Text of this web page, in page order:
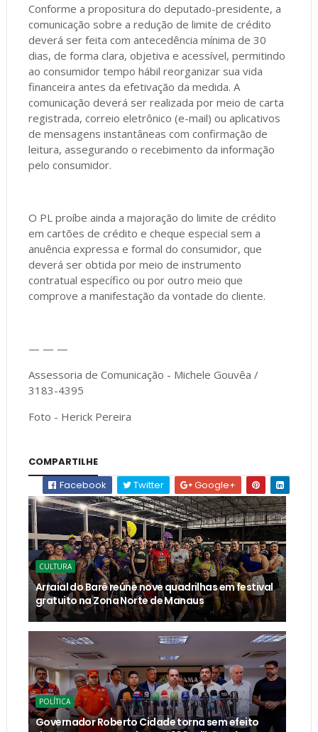
Conforme a propositura do deputado-presidente, a
comunicação sobre a redução de limite de crédito
deverá ser feita com antecedência mínima de 30
dias, de forma clara, objetiva e acessível, permitindo
ao consumidor tempo hábil reorganizar sua vida
financeira antes da efetivação da medida. A
comunicação deverá ser realizada por meio de carta
registrada, correio eletrônico (e-mail) ou aplicativos
de mensagens instantâneas com confirmação de
leitura, assegurando o recebimento da informação
pelo consumidor.
O PL proíbe ainda a majoração do limite de crédito
em cartões de crédito e cheque especial sem a
anuência expressa e formal do consumidor, que
deverá ser obtida por meio de instrumento
contratual específico ou por outro meio que
comprove a manifestação da vontade do cliente.
— — —
Assessoria de Comunicação - Michele Gouvêa /
3183-4395
Foto - Herick Pereira
COMPARTILHE
Facebook
Twitter Google+
CULTURA
Arraial do Baré reúne nove quadrilhas em festival
gratuito na Zona Norte de Manaus
POLÍTICA
Governador Roberto Cidade torna sem efeito